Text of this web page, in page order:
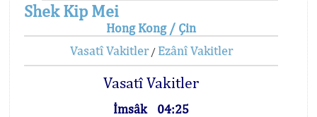
Shek Kip Mei
Hong Kong / Çin
Vasatî Vakitler/ Ezânî Vakitler
Vasatî Vakitler
İmsâk
04:25